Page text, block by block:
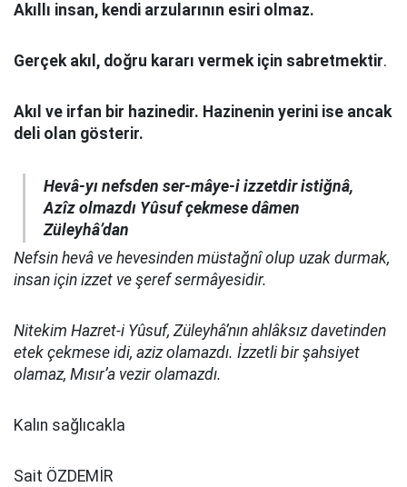
Akıllı insan, kendi arzularının esiri olmaz.
Gerçek akıl, doğru kararı vermek için sabretmektir.
Akıl ve irfan bir hazinedir. Hazinenin yerini ise ancak
deli olan gösterir.
Hevâ-yı nefsden ser-mâye-i izzetdir istiğnâ,
Azîz olmazdı Yûsuf çekmese dâmen
Züleyhâ’dan
Nefsin hevâ ve hevesinden müstağnî olup uzak durmak,
insan için izzet ve şeref sermâyesidir.
Nitekim Hazret-i Yûsuf, Züleyhâ’nın ahlâksız davetinden
etek çekmese idi, aziz olamazdı. İzzetli bir şahsiyet
olamaz, Mısır’a vezir olamazdı.
Kalın sağlıcakla
Sait ÖZDEMİR